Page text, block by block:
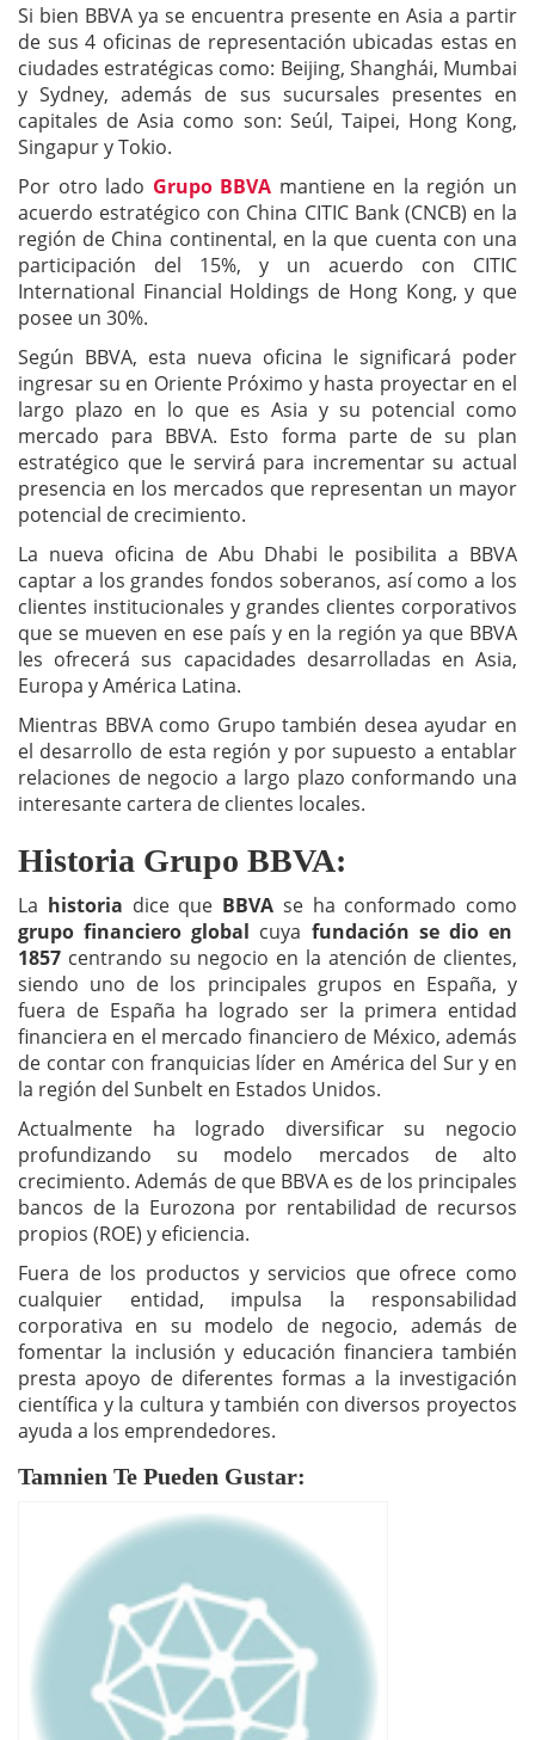
Si bien BBVA ya se encuentra presente en Asia a partir
de sus 4 oficinas de representación ubicadas estas en
ciudades estratégicas como: Beijing, Shanghái, Mumbai
y Sydney, además de sus sucursales presentes en
capitales de Asia como son: Seúl, Taipei, Hong Kong,
Singapur y Tokio.
Por otro lado Grupo BBVA mantiene en la región un
acuerdo estratégico con China CITIC Bank (CNCB) en la
región de China continental, en la que cuenta con una
participación del 15%, y un acuerdo con CITIC
International Financial Holdings de Hong Kong, y que
posee un 30%.
Según BBVA, esta nueva oficina le significará poder
ingresar su en Oriente Próximo y hasta proyectar en el
largo plazo en lo que es Asia y su potencial como
mercado para BBVA. Esto forma parte de su plan
estratégico que le servirá para incrementar su actual
presencia en los mercados que representan un mayor
potencial de crecimiento.
La nueva oficina de Abu Dhabi le posibilita a BBVA
captar a los grandes fondos soberanos, así como a los
clientes institucionales y grandes clientes corporativos
que se mueven en ese país y en la región ya que BBVA
les ofrecerá sus capacidades desarrolladas en Asia,
Europa y América Latina.
Mientras BBVA como Grupo también desea ayudar en
el desarrollo de esta región y por supuesto a entablar
relaciones de negocio a largo plazo conformando una
interesante cartera de clientes locales.
Historia Grupo BBVA:
La historia dice que BBVA se ha conformado como
grupo financiero global cuya fundación se dio en
1857 centrando su negocio en la atención de clientes,
siendo uno de los principales grupos en España, y
fuera de España ha logrado ser la primera entidad
financiera en el mercado financiero de México, además
de contar con franquicias líder en América del Sur y en
la región del Sunbelt en Estados Unidos.
Actualmente ha logrado diversificar su negocio
profundizando su modelo mercados de alto
crecimiento. Además de que BBVA es de los principales
bancos de la Eurozona por rentabilidad de recursos
propios (ROE) y eficiencia.
Fuera de los productos y servicios que ofrece como
cualquier entidad, impulsa la responsabilidad
corporativa en su modelo de negocio, además de
fomentar la inclusión y educación financiera también
presta apoyo de diferentes formas a la investigación
científica y la cultura y también con diversos proyectos
ayuda a los emprendedores.
Tamnien Te Pueden Gustar: